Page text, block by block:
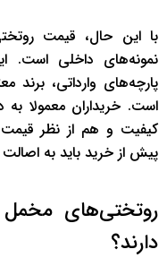
با این حال، قیمت
نمونه‌های داخلی است.
پارچه‌های وارداتی،
است. خریداران معمولا
کیفیت و هم از نظر قیمت
پیش از خرید باید به
روتختی‌های مخمل
دارند؟